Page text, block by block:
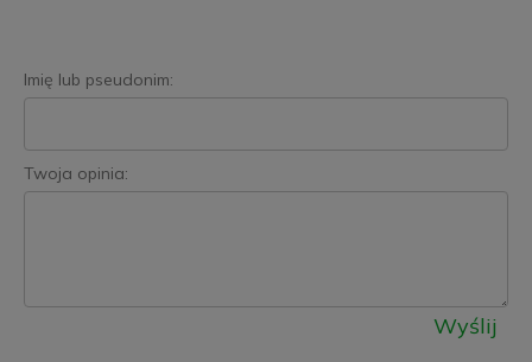
Imię lub pseudonim:
Twoja opinia:
Wyślij